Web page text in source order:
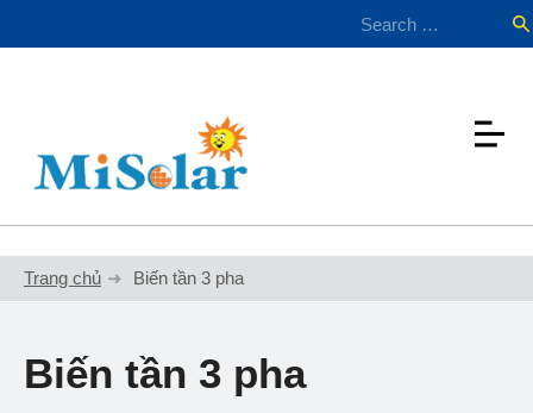
Trang chủ Biến tần 3 pha
Biến tần 3 pha